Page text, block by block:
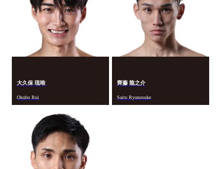
大久保 琉唯
Okubo Rui
齊藤 龍之介
Saito Ryunosuke